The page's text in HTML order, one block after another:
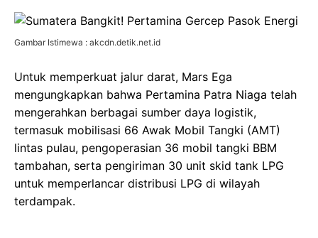
Gambar Istimewa : akcdn.detik.net.id
Untuk memperkuat jalur darat, Mars Ega
mengungkapkan bahwa Pertamina Patra Niaga telah
mengerahkan berbagai sumber daya logistik,
termasuk mobilisasi 66 Awak Mobil Tangki (AMT)
lintas pulau, pengoperasian 36 mobil tangki BBM
tambahan, serta pengiriman 30 unit skid tank LPG
untuk memperlancar distribusi LPG di wilayah
terdampak.